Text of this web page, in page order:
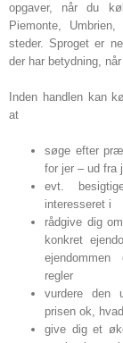
opgaver, når du
Piemonte,
steder. Sproget er
der har betydning,
Inden handlen kan
at
søge efter
for jer – ud fra
evt.
interesseret i
rådgive dig
konkret
regler
vurdere den
prisen ok,
give dig et